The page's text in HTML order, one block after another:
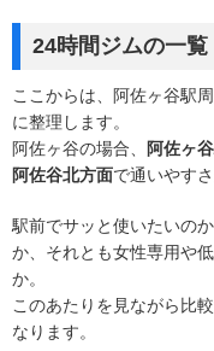
24時間ジムの一覧
ここからは、阿佐ヶ谷駅
に整理します。
阿佐ヶ谷の場合、
阿佐ヶ
阿佐谷北方面で通いやす
駅前でサッと使いたいの
か、それとも女性専用や
か。
このあたりを見ながら比
なります。